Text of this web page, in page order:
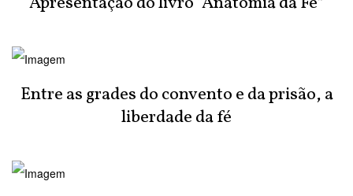
Entre as grades do convento e da prisão, a
liberdade da fé